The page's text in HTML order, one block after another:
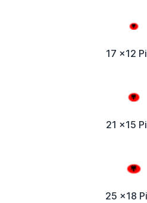
17 x12
21 x15
25 x18